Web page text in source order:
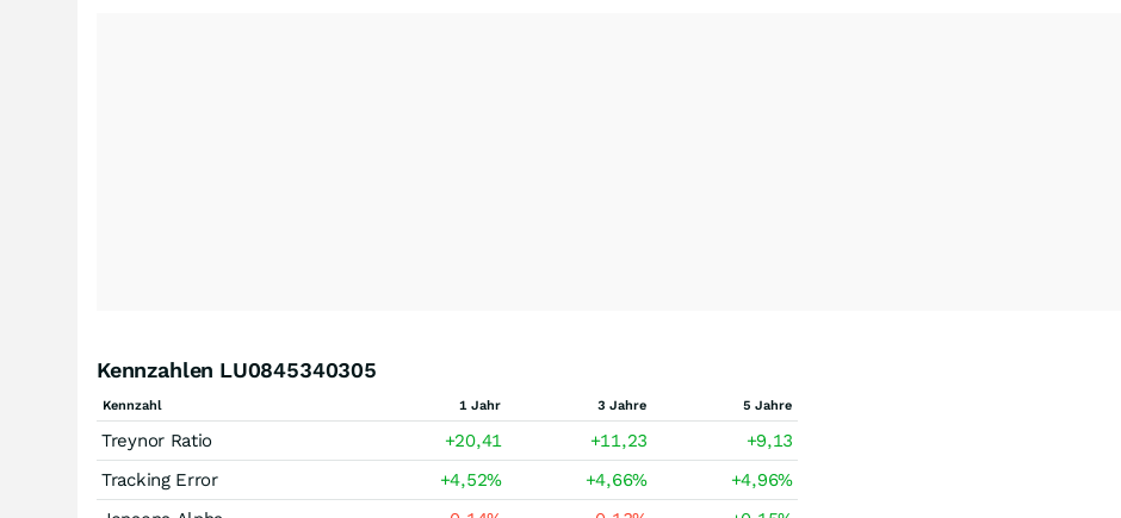
Kennzahlen LU0845340305
Kennzahl 1 Jahr 3 Jahre 5 Jahre
Treynor Ratio +20,41 +11,23
+9,13
Tracking Error
+4,52% +4,66% +4,96%